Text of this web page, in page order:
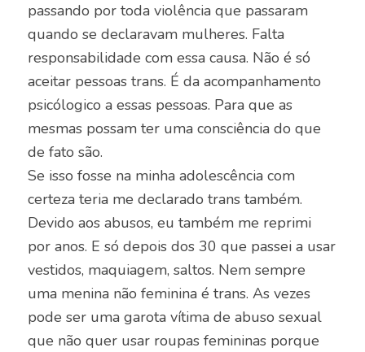
passando por toda violência que passaram
quando se declaravam mulheres. Falta
responsabilidade com essa causa. Não é só
aceitar pessoas trans. É da acompanhamento
psicólogico a essas pessoas. Para que as
mesmas possam ter uma consciência do que
de fato são.
Se isso fosse na minha adolescência com
certeza teria me declarado trans também.
Devido aos abusos, eu também me reprimi
por anos. E só depois dos 30 que passei a usar
vestidos, maquiagem, saltos. Nem sempre
uma menina não feminina é trans. As vezes
pode ser uma garota vítima de abuso sexual
que não quer usar roupas femininas porque